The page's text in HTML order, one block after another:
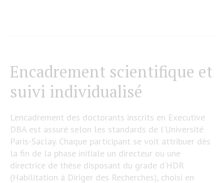
Encadrement scientifique et
suivi individualisé
L’encadrement des doctorants inscrits en Executive
DBA est assuré selon les standards de l’Université
Paris-Saclay. Chaque participant se voit attribuer dès
la fin de la phase initiale un directeur ou une
directrice de thèse disposant du grade d’HDR
(Habilitation à Diriger des Recherches), choisi en